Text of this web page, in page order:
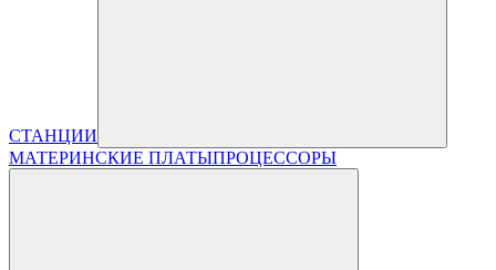
СТАНЦИИ
МАТЕРИНСКИЕ ПЛАТЫПРОЦЕССОРЫ